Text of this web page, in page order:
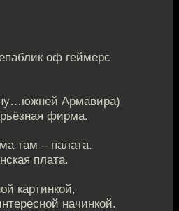
оф геймерс
Армавира)
фирма.
там – палата.
плата.
картинкой,
начинкой.